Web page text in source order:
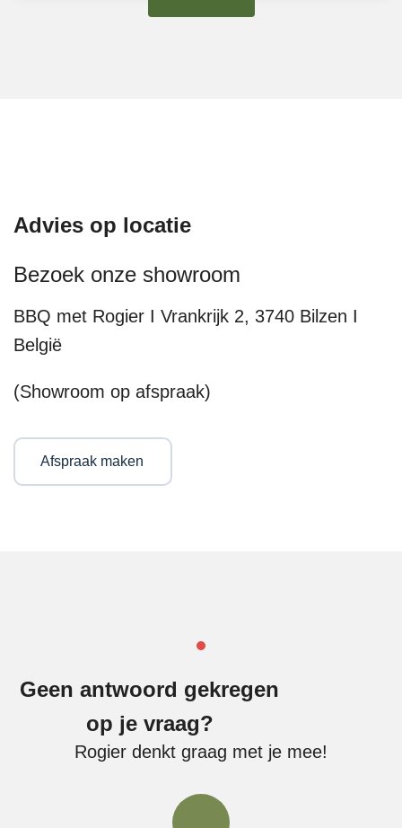
Advies op locatie
Bezoek onze showroom
BBQ met Rogier I Vrankrijk 2, 3740 Bilzen I
België
(Showroom op afspraak)
Afspraak maken
Geen antwoord gekregen
op je vraag?
Rogier denkt graag met je mee!